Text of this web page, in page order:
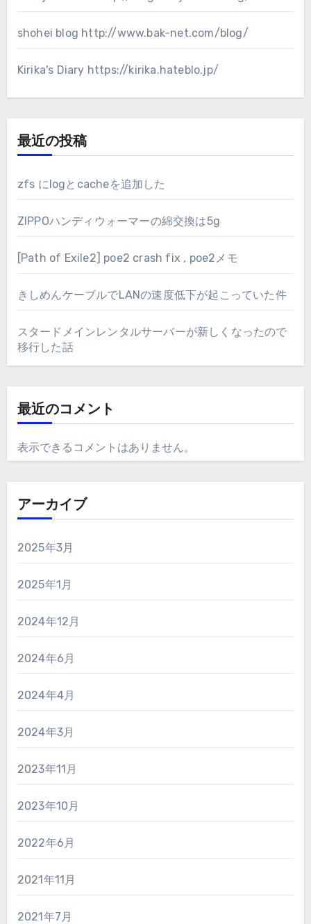
shohei blog http://www.bak-net.com/blog/
Kirika's Diary https://kirika.hateblo.jp/
最近の投稿
zfs にlogとcacheを追加した
ZIPPOハンディウォーマーの綿交換は5g
[Path of Exile2] poe2 crash fix , poe2メモ
きしめんケーブルでLANの速度低下が起こっていた件
スタードメインレンタルサーバーが新しくなったので
移行した話
最近のコメント
表示できるコメントはありません。
アーカイブ
2025年3月
2025年1月
2024年12月
2024年6月
2024年4月
2024年3月
2023年11月
2023年10月
2022年6月
2021年11月
2021年7月